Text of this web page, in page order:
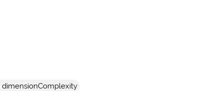
dimensionComplexity